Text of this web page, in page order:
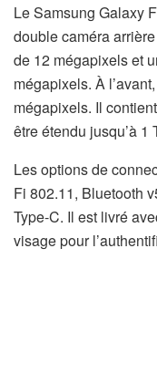
Le Samsung Galaxy
double caméra
de 12 mégapixels et
mégapixels. À
mégapixels. Il
être étendu jusqu’à
Les options de
Fi 802.11, Bluetooth
Type-C. Il est livré
visage pour